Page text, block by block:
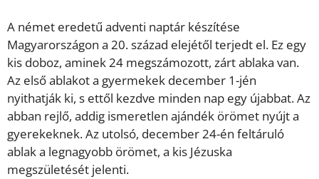
A német eredetű adventi naptár készítése
Magyarországon a 20. század elejétől terjedt el. Ez egy
kis doboz, aminek 24 megszámozott, zárt ablaka van.
Az első ablakot a gyermekek december 1-jén
nyithatják ki, s ettől kezdve minden nap egy újabbat. Az
abban rejlő, addig ismeretlen ajándék örömet nyújt a
gyerekeknek. Az utolsó, december 24-én feltáruló
ablak a legnagyobb örömet, a kis Jézuska
megszületését jelenti.